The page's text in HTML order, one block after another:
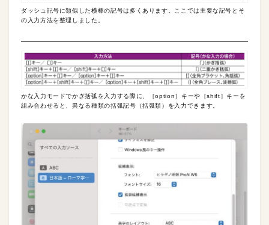
ダッシュ記号に類似した横棒の記号は多くあります。ここでは主要な記号とそ
の入力方法を整理しました。
かな入力モードでかぎ括弧を入力する際に、［option］キーや［shift］キーを
組み合わせると、異なる種類の括弧記号（括弧類）を入力できます。